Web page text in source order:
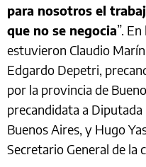
para nosotros el
que no se negocia”.
estuvieron Claudio
Edgardo Depetri,
por la provincia de
precandidata a
Buenos Aires, y Hugo
Secretario General de la